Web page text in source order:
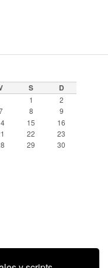
S D
1 2
8
9
15
16
22
23
29
30